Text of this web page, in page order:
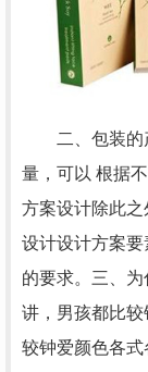
二、包装的产
量，可以 根据
方案设计除此
设计设计方案
的要求。三、
讲，男孩都比
较钟爱颜色各